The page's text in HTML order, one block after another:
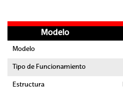
Modelo
Modelo
Tipo de Funcionamiento
Estructura